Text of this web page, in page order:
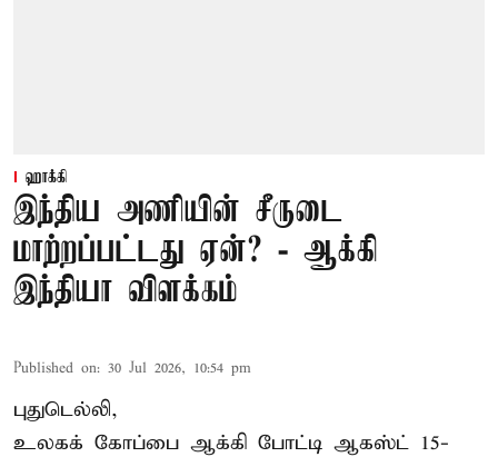
ஹாக்கி
இந்திய அணியின் சீருடை
மாற்றப்பட்டது ஏன்? - ஆக்கி
இந்தியா விளக்கம்
Published on: 30 Jul 2026, 10:54 pm
புதுடெல்லி,
உலகக் கோப்பை ஆக்கி போட்டி ஆகஸ்ட் 15-